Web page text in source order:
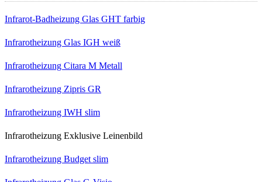
Infrarot-Badheizung Glas GHT farbig
Infrarotheizung Glas IGH weiß
Infrarotheizung Citara M Metall
Infrarotheizung Zipris GR
Infrarotheizung IWH slim
Infrarotheizung Exklusive Leinenbild
Infrarotheizung Budget slim